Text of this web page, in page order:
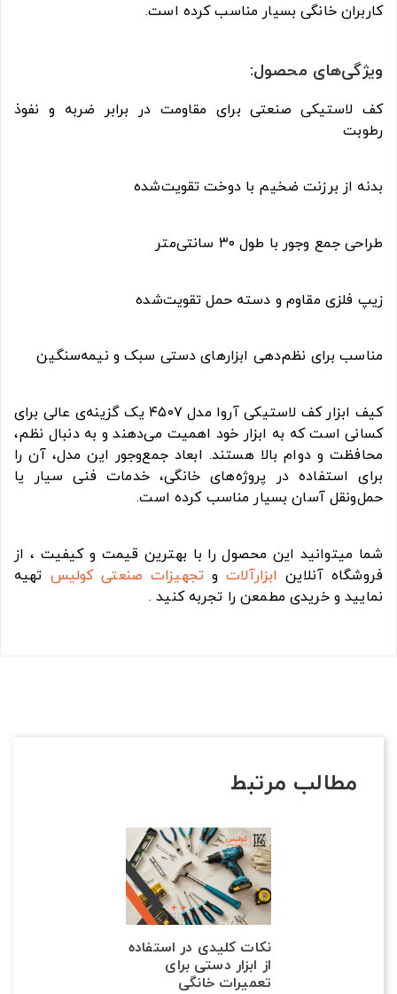
کاربران خانگی بسیار مناسب کرده است.
ویژگی‌های محصول:
کف لاستیکی صنعتی برای مقاومت در برابر ضربه و نفوذ
رطوبت
بدنه از برزنت ضخیم با دوخت تقویت‌شده
طراحی جمع‌ وجور با طول ۳۰ سانتی‌متر
زیپ فلزی مقاوم و دسته حمل تقویت‌شده
مناسب برای نظم‌دهی ابزارهای دستی سبک و نیمه‌سنگین
کیف ابزار کف لاستیکی آروا مدل ۴۵۰۷ یک گزینه‌ی عالی برای
کسانی است که به ابزار خود اهمیت می‌دهند و به دنبال نظم،
محافظت و دوام بالا هستند. ابعاد جمع‌وجور این مدل، آن را
برای استفاده در پروژه‌های خانگی، خدمات فنی سیار یا
حمل‌ونقل آسان بسیار مناسب کرده است.
شما میتوانید این محصول را با بهترین قیمت و کیفیت ، از
فروشگاه آنلاین ابزارآلاتو تجهیزات صنعتی کولیس تهیه
نمایید و خریدی مطمعن را تجربه کنید .
مطالب مرتبط
نکات کلیدی در استفاده
از ابزار دستی برای
تعمیرات خانگی